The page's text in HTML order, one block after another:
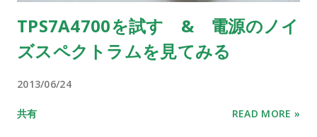
TPS7A4700を試す & 電源のノイ
ズスペクトラムを見てみる
2013/06/24
共有 READ MORE »